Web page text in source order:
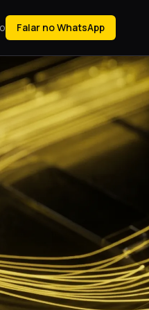
Falar no WhatsApp